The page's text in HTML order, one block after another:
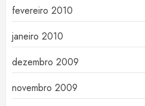
fevereiro 2010
janeiro 2010
dezembro 2009
novembro 2009